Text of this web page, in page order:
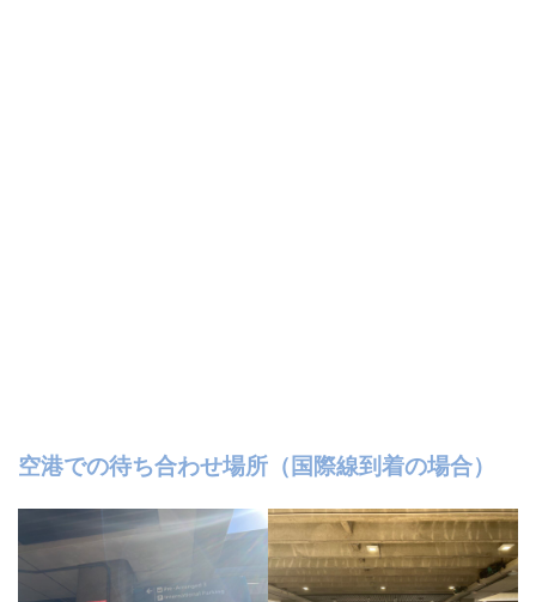
空港での待ち合わせ場所（国際線到着の場合）